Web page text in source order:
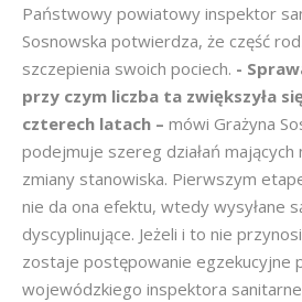
Państwowy powiatowy inspektor
Sosnowska potwierdza, że część
szczepienia swoich pociech. -
przy czym liczba ta zwiększyła
czterech latach – mówi Grażyna
podejmuje szereg działań mających
zmiany stanowiska. Pierwszym
nie da ona efektu, wtedy wysyłane
dyscyplinujące. Jeżeli i to nie
zostaje postępowanie egzekucyjne
wojewódzkiego inspektora